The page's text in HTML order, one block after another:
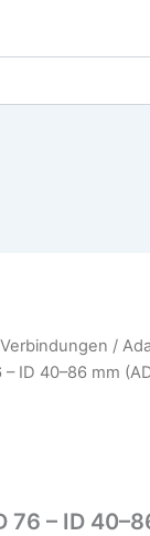
/
ID 40–86 mm
76 – ID